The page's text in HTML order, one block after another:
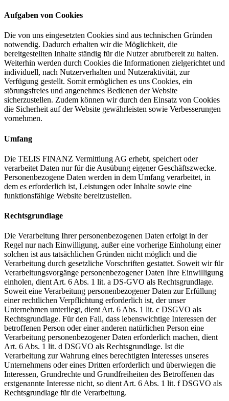
Aufgaben von Cookies
Die von uns eingesetzten Cookies sind aus technischen Gründen
notwendig. Dadurch erhalten wir die Möglichkeit, die
bereitgestellten Inhalte ständig für die Nutzer abrufbereit zu halten.
Weiterhin werden durch Cookies die Informationen zielgerichtet und
individuell, nach Nutzerverhalten und Nutzeraktivität, zur
Verfügung gestellt. Somit ermöglichen es uns Cookies, ein
störungsfreies und angenehmes Bedienen der Website
sicherzustellen. Zudem können wir durch den Einsatz von Cookies
die Sicherheit auf der Website gewährleisten sowie Verbesserungen
vornehmen.
Umfang
Die TELIS FINANZ Vermittlung AG erhebt, speichert oder
verarbeitet Daten nur für die Ausübung eigener Geschäftszwecke.
Personenbezogene Daten werden in dem Umfang verarbeitet, in
dem es erforderlich ist, Leistungen oder Inhalte sowie eine
funktionsfähige Website bereitzustellen.
Rechtsgrundlage
Die Verarbeitung Ihrer personenbezogenen Daten erfolgt in der
Regel nur nach Einwilligung, außer eine vorherige Einholung einer
solchen ist aus tatsächlichen Gründen nicht möglich und die
Verarbeitung durch gesetzliche Vorschriften gestattet. Soweit wir für
Verarbeitungsvorgänge personenbezogener Daten Ihre Einwilligung
einholen, dient Art. 6 Abs. 1 lit. a DS-GVO als Rechtsgrundlage.
Soweit eine Verarbeitung personenbezogener Daten zur Erfüllung
einer rechtlichen Verpflichtung erforderlich ist, der unser
Unternehmen unterliegt, dient Art. 6 Abs. 1 lit. c DSGVO als
Rechtsgrundlage. Für den Fall, dass lebenswichtige Interessen der
betroffenen Person oder einer anderen natürlichen Person eine
Verarbeitung personenbezogener Daten erforderlich machen, dient
Art. 6 Abs. 1 lit. d DSGVO als Rechtsgrundlage. Ist die
Verarbeitung zur Wahrung eines berechtigten Interesses unseres
Unternehmens oder eines Dritten erforderlich und überwiegen die
Interessen, Grundrechte und Grundfreiheiten des Betroffenen das
erstgenannte Interesse nicht, so dient Art. 6 Abs. 1 lit. f DSGVO als
Rechtsgrundlage für die Verarbeitung.